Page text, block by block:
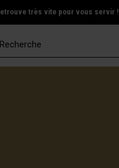
très vite pour vous servir !